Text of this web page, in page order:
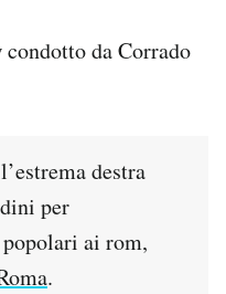
da Corrado
destra
per
popolari ai rom,
.